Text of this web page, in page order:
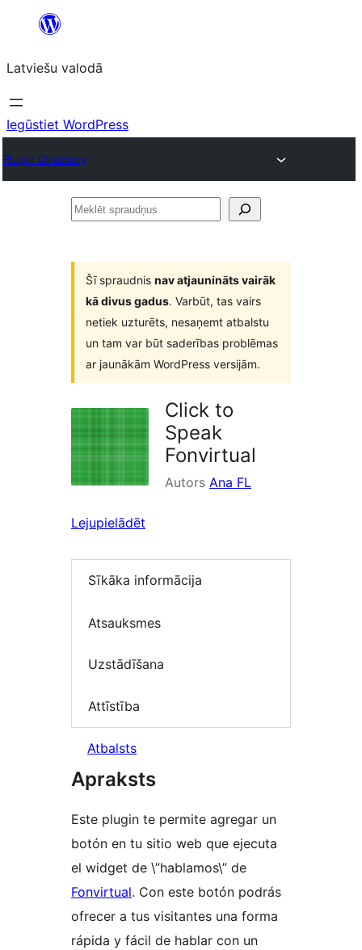
Pāriet
saturu
Latviešu valodā
Iegūstiet WordPress
Plugin Directory
Meklēt
Šī spraudnis nav atjaunināts vairāk
kā divus gadus. Varbūt, tas vairs
netiek uzturēts, nesaņemt atbalstu
un tam var būt saderības problēmas
ar jaunākām WordPress versijām.
Click to
Speak
Fonvirtual
Autors Ana FL
Lejupielādēt
Sīkāka informācija
Atsauksmes
Uzstādīšana
Attīstība
Atbalsts
Apraksts
Este plugin te permite agregar un
botón en tu sitio web que ejecuta
el widget de \”hablamos\” de
Fonvirtual. Con este botón podrás
ofrecer a tus visitantes una forma
rápida y fácil de hablar con un